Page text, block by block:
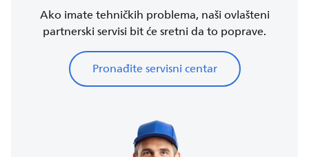
Ako imate tehničkih problema, naši ovlašteni
partnerski servisi bit će sretni da to poprave.
Pronađite servisni centar